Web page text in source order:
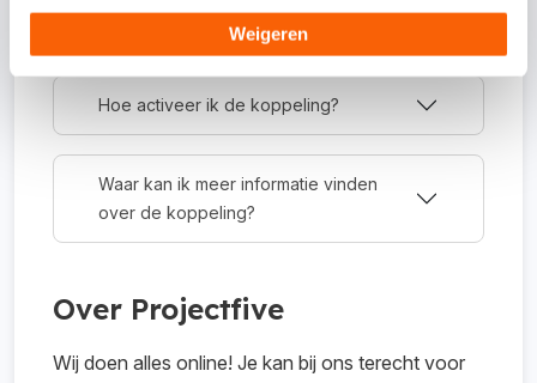
Weigeren
administratie.
Hoe activeer ik de koppeling?
Waar kan ik meer informatie vinden
over de koppeling?
Over Projectfive
Wij doen alles online! Je kan bij ons terecht voor